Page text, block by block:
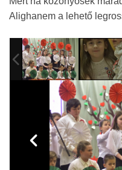
Alighanem a lehető